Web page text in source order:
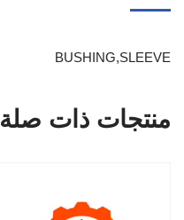
BUSHING,SLEEVE
منتجات ذات صلة